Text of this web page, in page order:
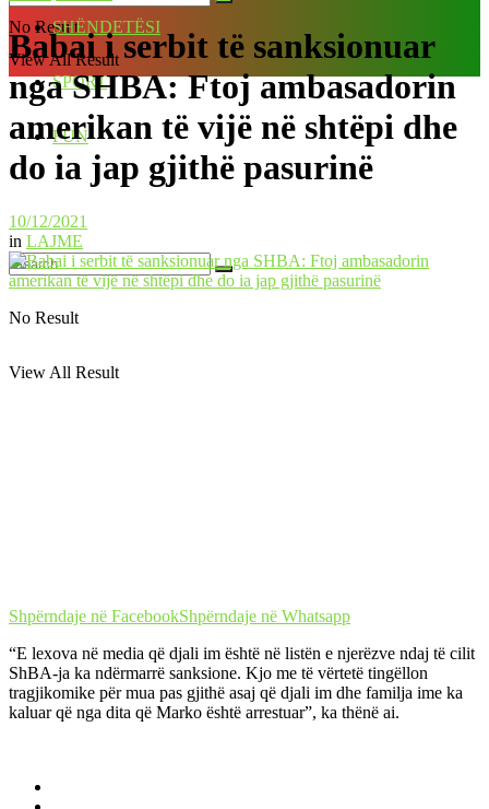
No Result
View All Result
SHËNDETËSI
SPORT
FUN
No Result
View All Result
Babai i serbit të sanksionuar
nga SHBA: Ftoj ambasadorin
amerikan të vijë në shtëpi dhe
do ia jap gjithë pasurinë
10/12/2021
in LAJME
Shpërndaje në FacebookShpërndaje në Whatsapp
“E lexova në media që djali im është në listën e njerëzve ndaj të cilit
ShBA-ja ka ndërmarrë sanksione. Kjo me të vërtetë tingëllon
tragjikomike për mua pas gjithë asaj që djali im dhe familja ime ka
kaluar që nga dita që Marko është arrestuar”, ka thënë ai.